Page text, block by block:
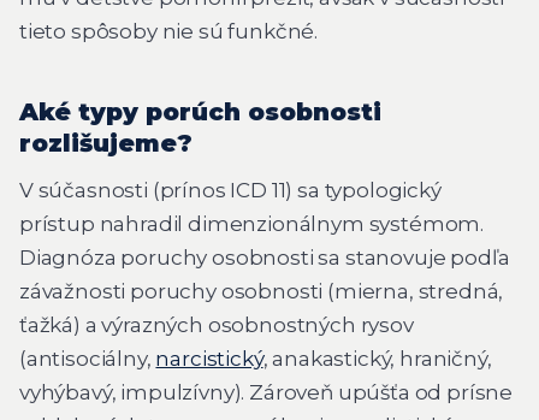
tieto spôsoby nie sú funkčné.
Aké typy porúch osobnosti
rozlišujeme?
V súčasnosti (prínos ICD 11) sa typologický
prístup nahradil dimenzionálnym systémom.
Diagnóza poruchy osobnosti sa stanovuje podľa
závažnosti poruchy osobnosti (mierna, stredná,
ťažká) a výrazných osobnostných rysov
(antisociálny, narcistický, anakastický, hraničný,
vyhýbavý, impulzívny). Zároveň upúšťa od prísne